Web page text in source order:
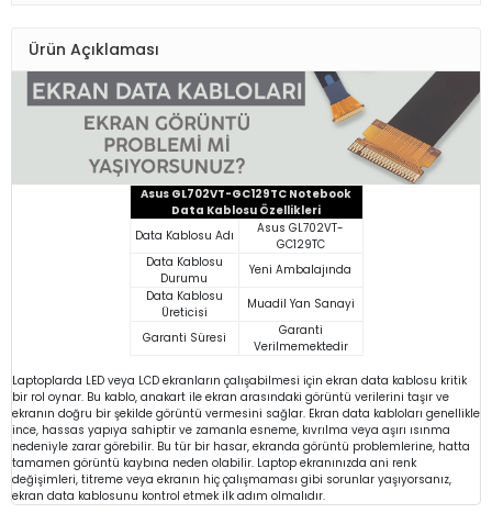
Ürün Açıklaması
Asus GL702VT-GC129TC Notebook
Data Kablosu Özellikleri
Data Kablosu Adı
Asus GL702VT-
GC129TC
Data Kablosu
Durumu
Yeni Ambalajında
Data Kablosu
Üreticisi
Muadil Yan Sanayi
Garanti Süresi
Garanti
Verilmemektedir
Laptoplarda LED veya LCD ekranların çalışabilmesi için ekran data kablosu kritik
bir rol oynar. Bu kablo, anakart ile ekran arasındaki görüntü verilerini taşır ve
ekranın doğru bir şekilde görüntü vermesini sağlar. Ekran data kabloları genellikle
ince, hassas yapıya sahiptir ve zamanla esneme, kıvrılma veya aşırı ısınma
nedeniyle zarar görebilir. Bu tür bir hasar, ekranda görüntü problemlerine, hatta
tamamen görüntü kaybına neden olabilir. Laptop ekranınızda ani renk
değişimleri, titreme veya ekranın hiç çalışmaması gibi sorunlar yaşıyorsanız,
ekran data kablosunu kontrol etmek ilk adım olmalıdır.